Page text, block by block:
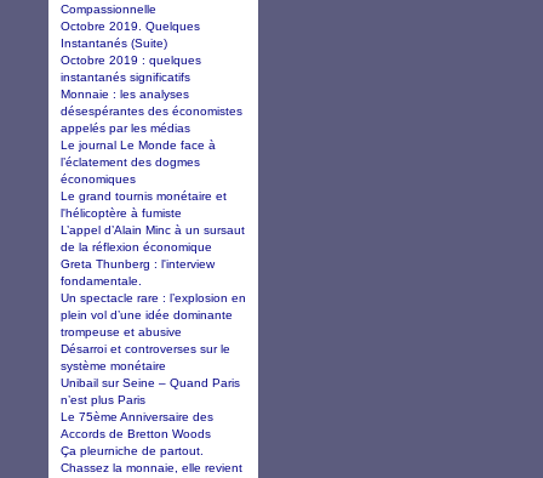
Compassionnelle
Octobre 2019. Quelques
Instantanés (Suite)
Octobre 2019 : quelques
instantanés significatifs
Monnaie : les analyses
désespérantes des économistes
appelés par les médias
Le journal Le Monde face à
l’éclatement des dogmes
économiques
Le grand tournis monétaire et
l'hélicoptère à fumiste
L’appel d’Alain Minc à un sursaut
de la réflexion économique
Greta Thunberg : l'interview
fondamentale.
Un spectacle rare : l’explosion en
plein vol d’une idée dominante
trompeuse et abusive
Désarroi et controverses sur le
système monétaire
Unibail sur Seine – Quand Paris
n’est plus Paris
Le 75ème Anniversaire des
Accords de Bretton Woods
Ça pleurniche de partout.
Chassez la monnaie, elle revient